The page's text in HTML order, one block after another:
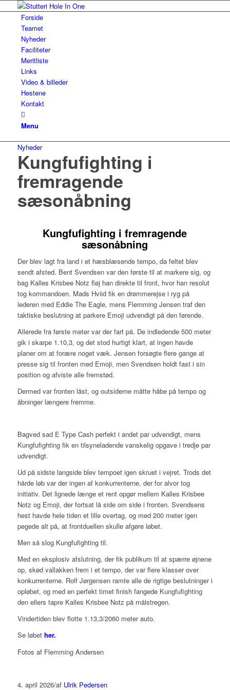
Forside
Teamet
Nyheder
Faciliteter
Meritliste
Links
Video & billeder
Hestene
Kontakt
Menu
Nyheder
Kungfufighting i
fremragende
sæsonåbning
Kungfufighting i fremragende
sæsonåbning
Der blev lagt fra land i et hæsblæsende tempo, da feltet blev
sendt afsted. Bent Svendsen var den første til at markere sig, og
bag Kalles Krisbee Notz fløj han direkte til front, hvor han resolut
tog kommandoen. Mads Hviid fik en drømmerejse i ryg på
lederen med Eddie The Eagle, mens Flemming Jensen traf den
taktiske beslutning at parkere Emoji udvendigt på den førende.
Allerede fra første meter var der fart på. De indledende 500 meter
gik i skarpe 1.10,3, og det stod hurtigt klart, at ingen havde
planer om at forære noget væk. Jensen forsøgte flere gange at
presse sig til fronten med Emoji, men Svendsen holdt fast i sin
position og afviste alle fremstød.
Dermed var fronten låst, og outsiderne måtte håbe på tempo og
åbninger længere fremme.
Bagved sad E Type Cash perfekt i andet par udvendigt, mens
Kungfufighting fik en tilsyneladende vanskelig opgave i tredje par
udvendigt.
Ud på sidste langside blev tempoet igen skruet i vejret. Trods det
hårde løb var der ingen af konkurrenterne, der for alvor tog
initiativ. Det lignede længe et rent opgør mellem Kalles Krisbee
Notz og Emoji, der fortsat lå side om side i fronten. Svendsens
hest havde hele tiden et lille overtag, og med 200 meter igen
pegede alt på, at frontduellen skulle afgøre løbet.
Men så slog Kungfufighting til.
Med en eksplosiv afslutning, der fik publikum til at spærre øjnene
op, skød vallakken frem i et tempo, der var flere klasser over
konkurrenterne. Rolf Jørgensen ramte alle de rigtige beslutninger i
opløbet, og med en perfekt timet finish fangede Kungfufighting
den ellers tapre Kalles Krisbee Notz på målstregen.
Vindertiden blev flotte 1.13,3/2060 meter auto.
Se løbet her.
Fotos af Flemming Andersen
4. april 2026/af Ulrik Pedersen